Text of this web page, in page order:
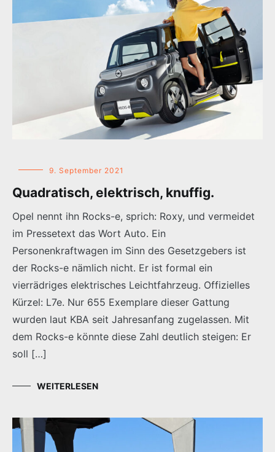
9. September 2021
Quadratisch, elektrisch, knuffig.
Opel nennt ihn Rocks-e, sprich: Roxy, und vermeidet
im Pressetext das Wort Auto. Ein
Personenkraftwagen im Sinn des Gesetzgebers ist
der Rocks-e nämlich nicht. Er ist formal ein
vierrädriges elektrisches Leichtfahrzeug. Offizielles
Kürzel: L7e. Nur 655 Exemplare dieser Gattung
wurden laut KBA seit Jahresanfang zugelassen. Mit
dem Rocks-e könnte diese Zahl deutlich steigen: Er
soll […]
WEITERLESEN